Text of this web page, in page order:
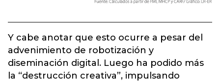
Y cabe anotar que esto ocurre a pesar del
advenimiento de robotización y
diseminación digital. Luego ha podido más
la “destrucción creativa”, impulsando